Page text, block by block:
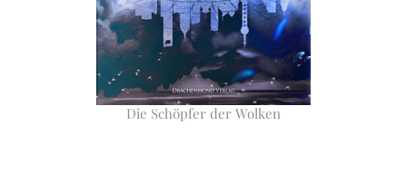
Die Schöpfer der Wolken